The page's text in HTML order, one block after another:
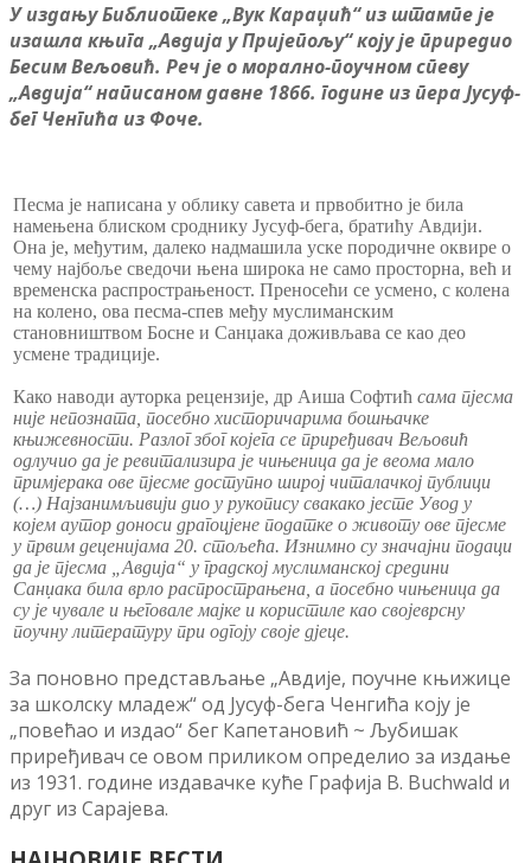
У издању Библиотеке „Вук Караџић“ из штампе је
изашла књига „Авдија у Пријепољу“ коју је приредио
Бесим Вељовић. Реч је о морално-поучном спеву
„Авдија“ написаном давне 1866. године из пера Јусуф-
бег Ченгића из Фоче.
Песма је написана у облику савета и првобитно је била
намењена блиском сроднику Јусуф-бега, братићу Авдији.
Она је, међутим, далеко надмашила уске породичне оквире о
чему најбоље сведочи њена широка не само просторна, већ и
временска распрострањеност. Преносећи се усмено, с колена
на колено, ова песма-спев међу муслиманским
становништвом Босне и Санџака доживљава се као део
усмене традиције.
Како наводи ауторка рецензије, др Аиша Софтић сама пјесма
није непозната, посебно хисторичарима бошњачке
књижевности. Разлог због којега се приређивач Вељовић
одлучио да је ревитализира је чињеница да је веома мало
примјерака ове пјесме доступно широј читалачкој публици
(…) Најзанимљивији дио у рукопису свакако јесте Увод у
којем аутор доноси драгоцјене податке о животу ове пјесме
у првим деценијама 20. стољећа. Изнимно су значајни подаци
да је пјесма „Авдија“ у градској муслиманској средини
Санџака била врло распрострањена, а посебно чињеница да
су је чувале и његовале мајке и користиле као својеврсну
поучну литературу при одгоју своје дјеце.
За поновно представљање „Авдије, поучне књижице
за школску младеж“ од Јусуф-бега Ченгића коју је
„повећао и издао“ бег Капетановић ~ Љубишак
приређивач се овом приликом определио за издање
из 1931. године издавачкe куће Графија B. Buchwald и
друг из Сарајева.